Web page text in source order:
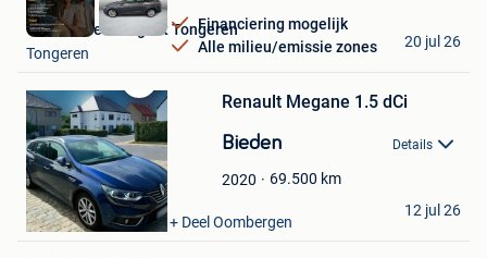
Financiering mogelijk
Alle milieu/emissie zones
Van Mossel Peugeot Tongeren
Tongeren
20 jul 26
Bewaren
in
Mijn
Favorieten
Renault Megane 1.5 dCi
Bieden Details
2020 69.500 km
Charlotte
Sint-Lievens-Houtem + Deel Oombergen
12 jul 26